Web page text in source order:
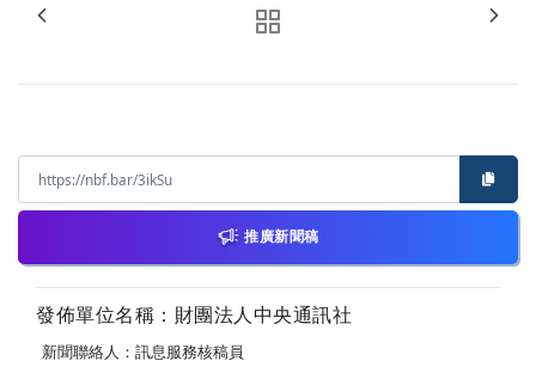
推廣新聞稿
發佈單位名稱：財團法人中央通訊社
新聞聯絡人：訊息服務核稿員